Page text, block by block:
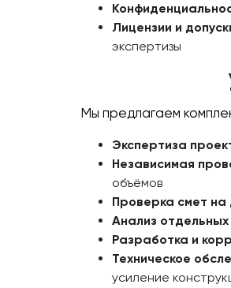
Лицензии и
экспертизы
Мы предлагаем
Экспертиза
Независимая
объёмов
Проверка смет на
Анализ
Разработка и
Техническое
усиление